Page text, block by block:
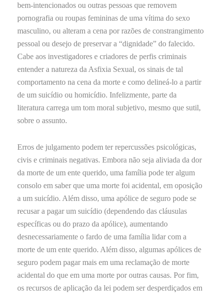
bem-intencionados ou outras pessoas que removem
pornografia ou roupas femininas de uma vítima do sexo
masculino, ou alteram a cena por razões de constrangimento
pessoal ou desejo de preservar a “dignidade” do falecido.
Cabe aos investigadores e criadores de perfis criminais
entender a natureza da Asfixia Sexual, os sinais de tal
comportamento na cena da morte e como delineá-lo a partir
de um suicídio ou homicídio. Infelizmente, parte da
literatura carrega um tom moral subjetivo, mesmo que sutil,
sobre o assunto.
Erros de julgamento podem ter repercussões psicológicas,
civis e criminais negativas. Embora não seja aliviada da dor
da morte de um ente querido, uma família pode ter algum
consolo em saber que uma morte foi acidental, em oposição
a um suicídio. Além disso, uma apólice de seguro pode se
recusar a pagar um suicídio (dependendo das cláusulas
específicas ou do prazo da apólice), aumentando
desnecessariamente o fardo de uma família lidar com a
morte de um ente querido. Além disso, algumas apólices de
seguro podem pagar mais em uma reclamação de morte
acidental do que em uma morte por outras causas. Por fim,
os recursos de aplicação da lei podem ser desperdiçados em